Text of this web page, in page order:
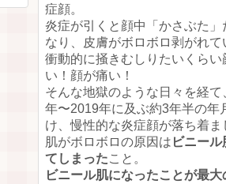
症顔。
炎症が引くと顔中「かさぶた」
なり、皮膚がボロボロ剥がれて
衝動的に掻きむしりたいくらい
い！顔が痛い！
そんな地獄のような日々を経て
年〜2019年に及ぶ約3年半の年
け、慢性的な炎症顔が落ち着ま
肌がボロボロの原因は ビニール
てしまったこと。
ビニール肌になったことが最大